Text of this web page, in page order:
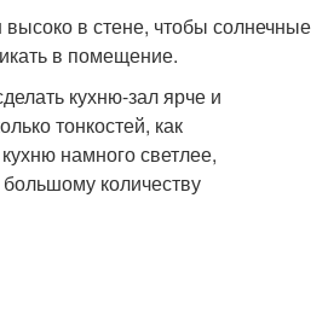
в стене, чтобы солнечные
в помещение.